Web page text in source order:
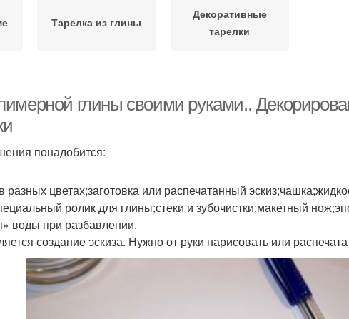
Тарелка из глины
Декоративные
тарелки
глины своими руками..
понадобится:
цветах;заготовка или распечатанный
ролик для глины;стеки и зубочистки;макетный
воды при разбавлении.
создание эскиза. Нужно от руки нарисовать или